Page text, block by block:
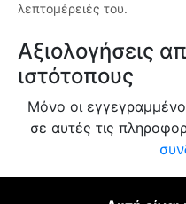
λεπτομέρειές του.
Αξιολογήσεις
ιστότοπους
Μόνο οι
σε αυτές τις